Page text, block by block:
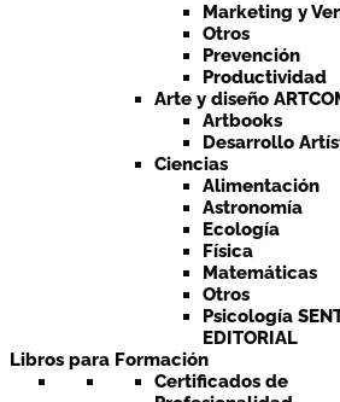
Marketing y
Otros
Prevención
Productividad
Arte y diseño
Artbooks
Desarrollo
Ciencias
Alimentación
Astronomía
Ecología
Física
Matemáticas
Otros
Psicología
EDITORIAL
Libros para Formación
Certificados de